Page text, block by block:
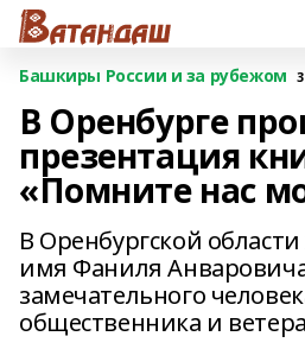
Башкиры России и за рубежом
В Оренбурге
презентация
«Помните нас
В Оренбургской
имя Фаниля
замечательного
общественника и